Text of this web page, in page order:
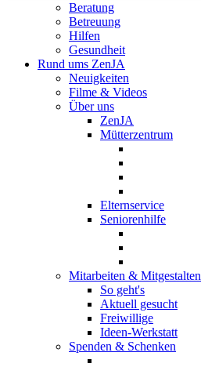
Beratung
Betreuung
Hilfen
Gesundheit
Rund ums ZenJA
Neuigkeiten
Filme & Videos
Über uns
ZenJA
Mütterzentrum
Elternservice
Seniorenhilfe
Mitarbeiten & Mitgestalten
So geht's
Aktuell gesucht
Freiwillige
Ideen-Werkstatt
Spenden & Schenken